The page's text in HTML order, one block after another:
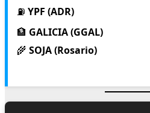
⛽ YPF (ADR)
🏦 GALICIA (GGAL)
🌾 SOJA (Rosario)